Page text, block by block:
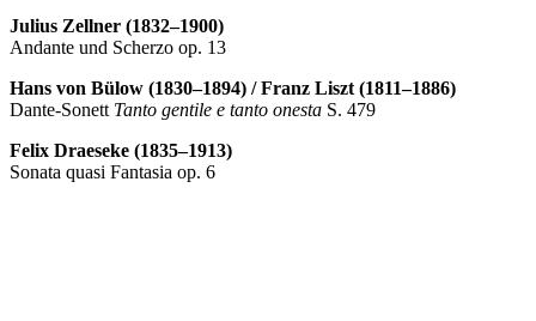
Julius Zellner (1832–1900)
Andante und Scherzo op. 13
Hans von Bülow (1830–1894) / Franz Liszt (1811–1886)
Dante-Sonett Tanto gentile e tanto onesta S. 479
Felix Draeseke (1835–1913)
Sonata quasi Fantasia op. 6